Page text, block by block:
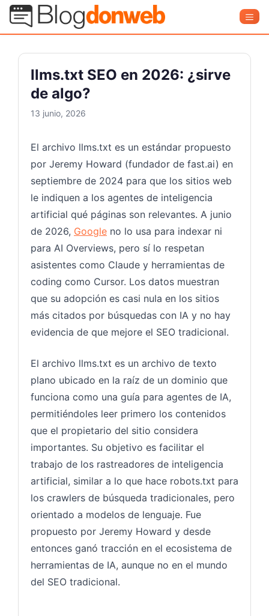
Saltar
contenido
Blog Donweb
llms.txt SEO en 2026: ¿sirve
de algo?
13 junio, 2026
El archivo llms.txt es un estándar propuesto
por Jeremy Howard (fundador de fast.ai) en
septiembre de 2024 para que los sitios web
le indiquen a los agentes de inteligencia
artificial qué páginas son relevantes. A junio
de 2026, Google no lo usa para indexar ni
para AI Overviews, pero sí lo respetan
asistentes como Claude y herramientas de
coding como Cursor. Los datos muestran
que su adopción es casi nula en los sitios
más citados por búsquedas con IA y no hay
evidencia de que mejore el SEO tradicional.
El archivo llms.txt es un archivo de texto
plano ubicado en la raíz de un dominio que
funciona como una guía para agentes de IA,
permitiéndoles leer primero los contenidos
que el propietario del sitio considera
importantes. Su objetivo es facilitar el
trabajo de los rastreadores de inteligencia
artificial, similar a lo que hace robots.txt para
los crawlers de búsqueda tradicionales, pero
orientado a modelos de lenguaje. Fue
propuesto por Jeremy Howard y desde
entonces ganó tracción en el ecosistema de
herramientas de IA, aunque no en el mundo
del SEO tradicional.